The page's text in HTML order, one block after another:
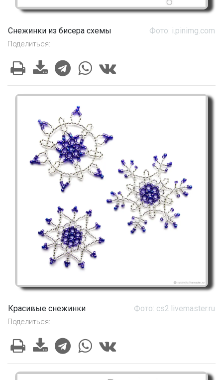
Снежинки из бисера схемы Фото: i.pinimg.com
Поделиться:
Красивые снежинки Фото: cs2.livemaster.ru
Поделиться: